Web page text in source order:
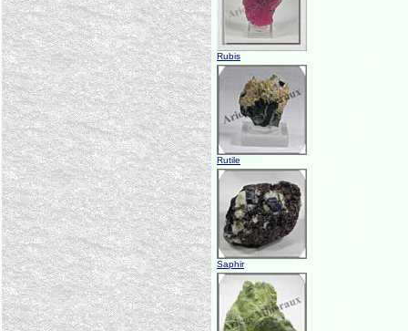
Rubis
Rutile
Saphir